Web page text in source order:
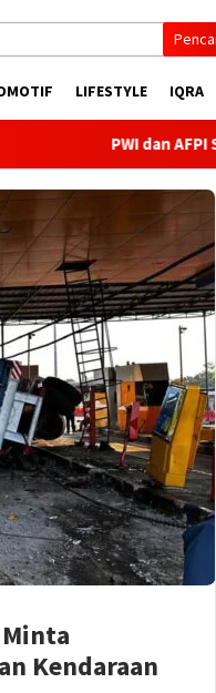
LIFESTYLE IQRA
PWI dan AFPI
Kendaraan